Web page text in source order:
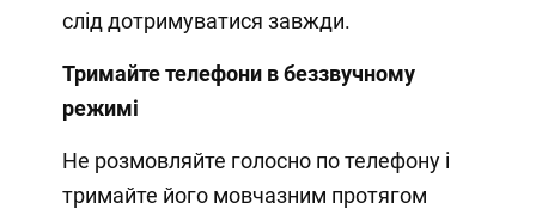
слід дотримуватися завжди.
Тримайте телефони в беззвучному
режимі
Не розмовляйте голосно по телефону і
тримайте його мовчазним протягом